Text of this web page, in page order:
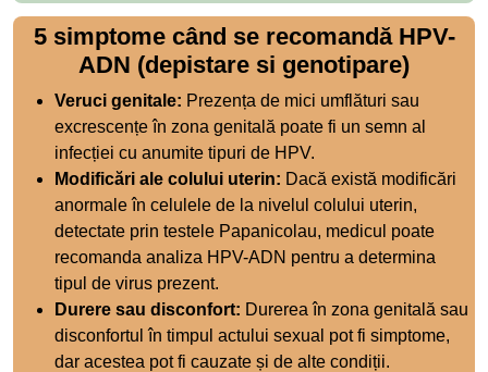
5 simptome când se recomandă HPV-
ADN (depistare si genotipare)
Veruci genitale: Prezența de mici umflături sau
excrescențe în zona genitală poate fi un semn al
infecției cu anumite tipuri de HPV.
Modificări ale colului uterin: Dacă există modificări
anormale în celulele de la nivelul colului uterin,
detectate prin testele Papanicolau, medicul poate
recomanda analiza HPV-ADN pentru a determina
tipul de virus prezent.
Durere sau disconfort: Durerea în zona genitală sau
disconfortul în timpul actului sexual pot fi simptome,
dar acestea pot fi cauzate și de alte condiții.